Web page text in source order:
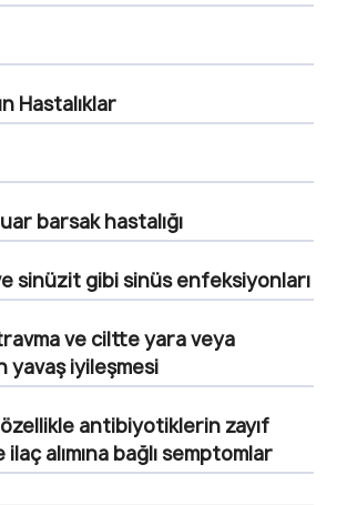
Hastalıklar
barsak hastalığı
sinüzit gibi sinüs enfeksiyonları
ve ciltte yara veya
yavaş iyileşmesi
özellikle antibiyotiklerin zayıf
ilaç alımına bağlı semptomlar